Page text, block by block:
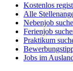
Kostenlos
Alle
Nebenjob
Ferienjob
Praktikum
Jobs im